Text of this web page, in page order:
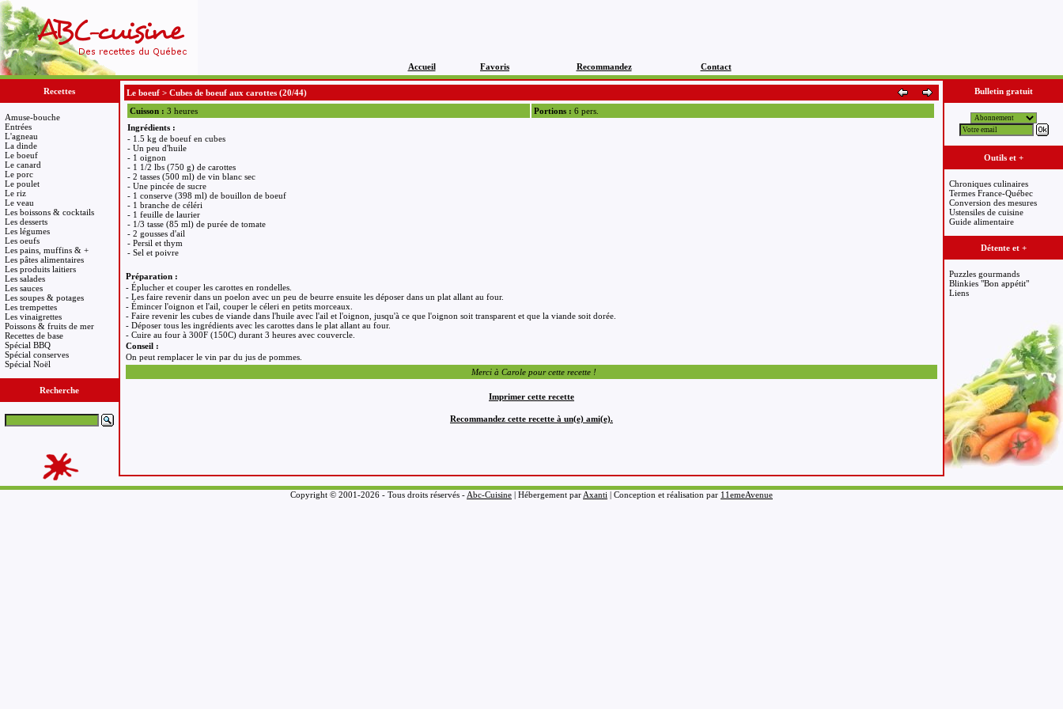
Accueil Favoris Recommandez Contact
Recettes
Amuse-bouche
Entrées
L'agneau
La dinde
Le boeuf
Le canard
Le porc
Le poulet
Le riz
Le veau
Les boissons & cocktails
Les desserts
Les légumes
Les oeufs
Les pains, muffins & +
Les pâtes alimentaires
Les produits laitiers
Les salades
Les sauces
Les soupes & potages
Les trempettes
Les vinaigrettes
Poissons & fruits de mer
Recettes de base
Spécial BBQ
Spécial conserves
Spécial Noël
Recherche
Le boeuf > Cubes de boeuf aux carottes (20/44)
Cuisson : 3 heures Portions : 6 pers.
Ingrédients :
- 1.5 kg de boeuf en cubes
- Un peu d'huile
- 1 oignon
- 1 1/2 lbs (750 g) de carottes
- 2 tasses (500 ml) de vin blanc sec
- Une pincée de sucre
- 1 conserve (398 ml) de bouillon de boeuf
- 1 branche de céléri
- 1 feuille de laurier
- 1/3 tasse (85 ml) de purée de tomate
- 2 gousses d'ail
- Persil et thym
- Sel et poivre
Préparation :
- Éplucher et couper les carottes en rondelles.
- Les faire revenir dans un poelon avec un peu de beurre ensuite les déposer dans un plat allant au four.
- Émincer l'oignon et l'ail, couper le céleri en petits morceaux.
- Faire revenir les cubes de viande dans l'huile avec l'ail et l'oignon, jusqu'à ce que l'oignon soit transparent et que la viande soit dorée.
- Déposer tous les ingrédients avec les carottes dans le plat allant au four.
- Cuire au four à 300F (150C) durant 3 heures avec couvercle.
Conseil :
On peut remplacer le vin par du jus de pommes.
Merci à Carole pour cette recette !
Imprimer cette recette
Recommandez cette recette à un(e) ami(e).
Bulletin gratuit
Outils et +
Chroniques culinaires
Termes France-Québec
Conversion des mesures
Ustensiles de cuisine
Guide alimentaire
Détente et +
Puzzles gourmands
Blinkies "Bon appétit"
Liens
Copyright © 2001-2026 - Tous droits réservés - Abc-Cuisine | Hébergement par Axanti | Conception et réalisation par 11emeAvenue